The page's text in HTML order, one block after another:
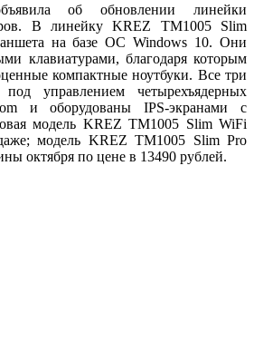
об обновлении линейки
В линейку KREZ TM1005 Slim
на базе ОС Windows 10. Они
клавиатурами, благодаря которым
компактные ноутбуки. Все три
под управлением четырехъядерных
и оборудованы IPS-экранами с
модель KREZ TM1005 Slim WiFi
модель KREZ TM1005 Slim Pro
октября по цене в 13490 рублей.